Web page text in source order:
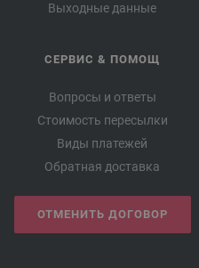
Выходные данные
СЕРВИС & ПОМОЩ
Вопросы и ответы
Стоимость пересылки
Виды платежей
Обратная доставка
ОТМЕНИТЬ ДОГОВОР